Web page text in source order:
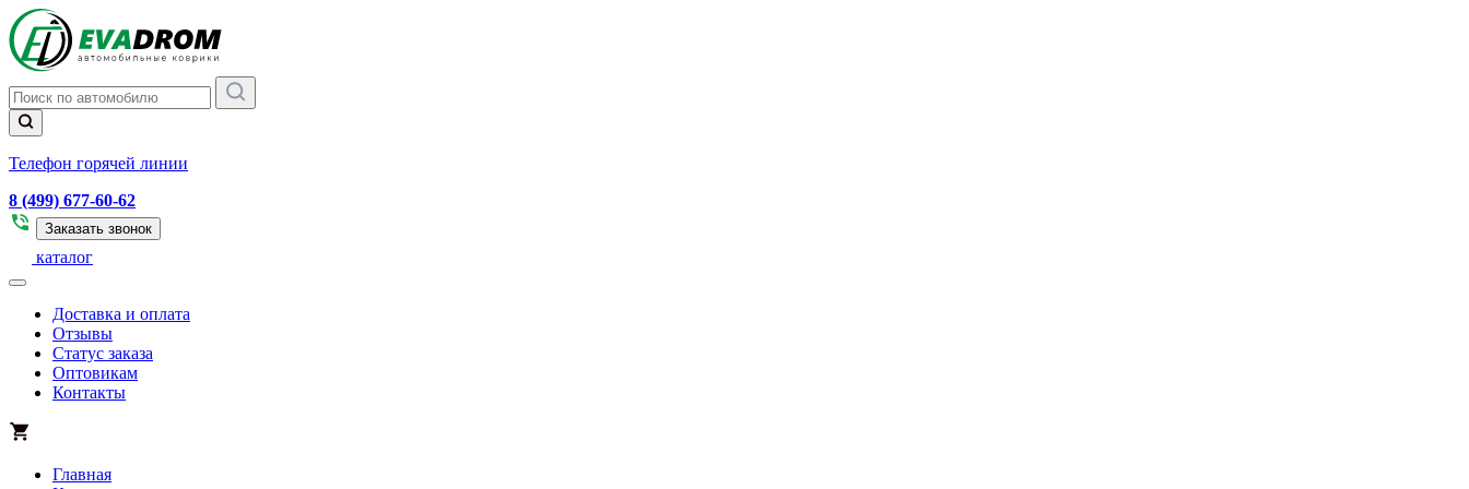
Телефон горячей линии
8 (499) 677-60-62
Заказать звонок
каталог
Доставка и оплата
Отзывы
Статус заказа
Оптовикам
Контакты
Главная